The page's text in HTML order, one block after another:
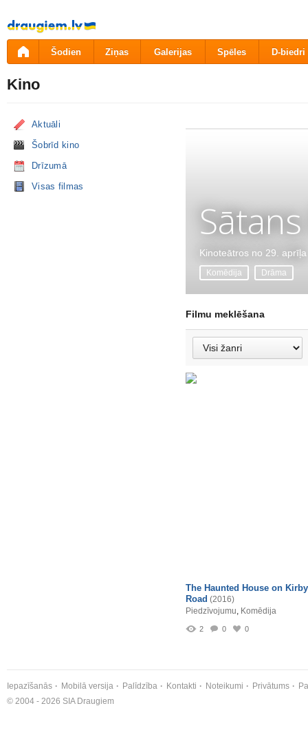
Pāriet
uz
saturu
Šodien Ziņas Galerijas Spēles D-biedri
Kino
Aktuāli
Šobrīd kino
Drīzumā
Visas filmas
Kinoteātros no 29. aprīļa
Komēdija Drāma
Filmu meklēšana
The Haunted House on Kirby
Road (2016)
Piedzīvojumu, Komēdija
2 0 0
Iepazīšanās Mobilā versija Palīdzība Kontakti Noteikumi Privātums
© 2004 - 2026 SIA Draugiem